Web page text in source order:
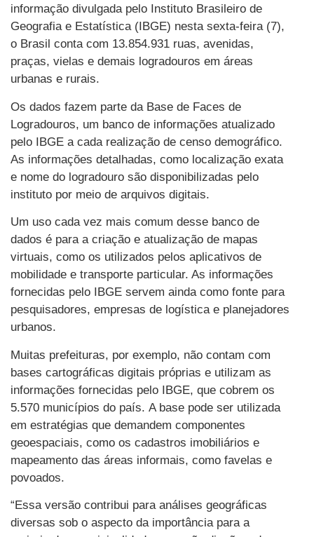
informação divulgada pelo Instituto Brasileiro de
Geografia e Estatística (IBGE) nesta sexta-feira (7),
o Brasil conta com 13.854.931 ruas, avenidas,
praças, vielas e demais logradouros em áreas
urbanas e rurais.
Os dados fazem parte da Base de Faces de
Logradouros, um banco de informações atualizado
pelo IBGE a cada realização de censo demográfico.
As informações detalhadas, como localização exata
e nome do logradouro são disponibilizadas pelo
instituto por meio de arquivos digitais.
Um uso cada vez mais comum desse banco de
dados é para a criação e atualização de mapas
virtuais, como os utilizados pelos aplicativos de
mobilidade e transporte particular. As informações
fornecidas pelo IBGE servem ainda como fonte para
pesquisadores, empresas de logística e planejadores
urbanos.
Muitas prefeituras, por exemplo, não contam com
bases cartográficas digitais próprias e utilizam as
informações fornecidas pelo IBGE, que cobrem os
5.570 municípios do país. A base pode ser utilizada
em estratégias que demandem componentes
geoespaciais, como os cadastros imobiliários e
mapeamento das áreas informais, como favelas e
povoados.
“Essa versão contribui para análises geográficas
diversas sob o aspecto da importância para a